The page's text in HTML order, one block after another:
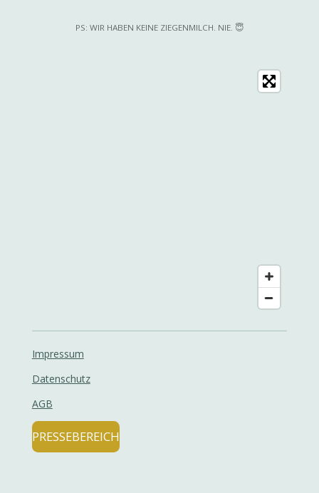
PS: WIR HABEN KEINE ZIEGENMILCH. NIE. 😇
Impressum
Datenschutz
AGB
PRESSEBEREICH